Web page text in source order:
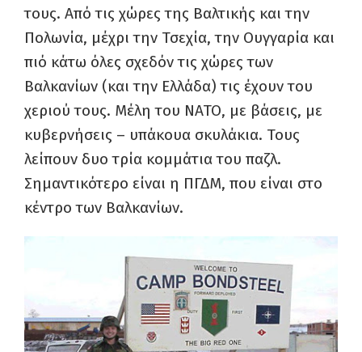
τους. Από τις χώρες της Βαλτικής και την
Πολωνία, μέχρι την Τσεχία, την Ουγγαρία και
πιό κάτω όλες σχεδόν τις χώρες των
Βαλκανίων (και την Ελλάδα) τις έχουν του
χεριού τους. Μέλη του ΝΑΤΟ, με βάσεις, με
κυβερνήσεις – υπάκουα σκυλάκια. Τους
λείπουν δυο τρία κομμάτια του παζλ.
Σημαντικότερο είναι η ΠΓΔΜ, που είναι στο
κέντρο των Βαλκανίων.